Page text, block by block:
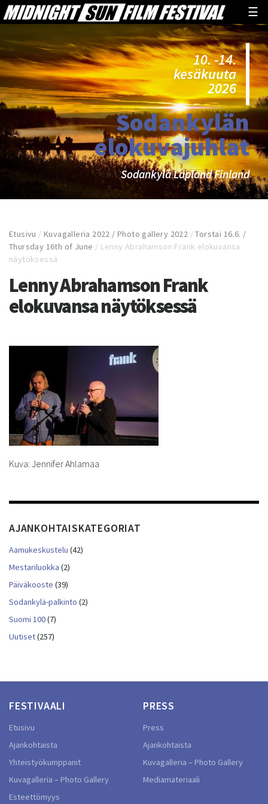
☰
10. -14.
kesäkuuta
2026
Sodankylän
elokuvajuhlat
Sodankylä Lapland Finland
Etusivu /Kuvagalleria 2022 / Photo gallery 2022 /Torstai 16.6. /
Thursday 16th of June / Lenny Abrahamson Frank elokuvansa
näytöksessä
Lenny Abrahamson Frank
elokuvansa näytöksessä
Kuva: Jennifer Ahlamaa
AJANKOHTAISKATEGORIAT
Aamukeskustelu (42)
Mestariluokka (2)
Päiväkooste (39)
Sodankylä-palkinto (2)
Suomi 100(7)
Uutiset(257)
FESTIVAALI
Etusivu
Ajankohtaista
Yhteistyökumppanit
Kuvagalleria – Photo Gallery
Esteettömyys
PRESS
Press
Ajankohtaista
Kuvagalleria – Photo Gallery
Mediamateriaali